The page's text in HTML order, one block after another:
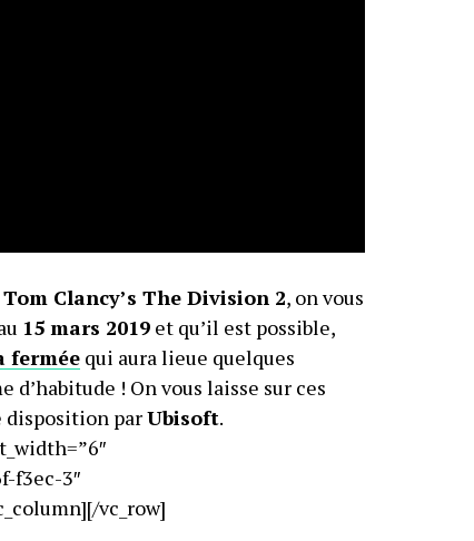
Tom Clancy’s The Division 2, on vous
15 mars 2019 et qu’il est possible,
fermée qui aura lieue quelques
! On vous laisse sur ces
disposition parUbisoft.
f3ec-3″
vc_row]